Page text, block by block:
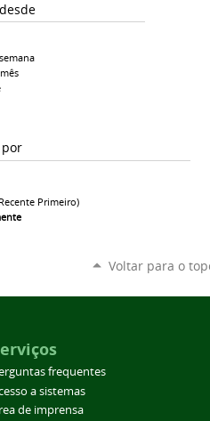
Primeiro)
Voltar para o
frequentes
a sistemas
de imprensa